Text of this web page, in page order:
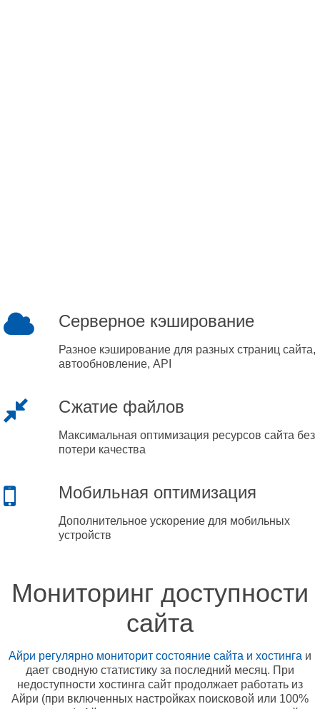
Серверное кэширование
Разное кэширование для разных страниц сайта,
автообновление, API
Сжатие файлов
Максимальная оптимизация ресурсов сайта без
потери качества
Мобильная оптимизация
Дополнительное ускорение для мобильных
устройств
Мониторинг доступности
сайта
Айри регулярно мониторит состояние сайта и хостинга и
дает сводную статистику за последний месяц. При
недоступности хостинга сайт продолжает работать из
Айри (при включенных настройках поисковой или 100%